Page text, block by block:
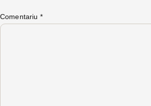
Comentariu *